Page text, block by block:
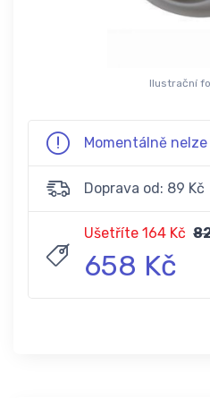
Ilustrační
Momentálně
Doprava od: 89 Kč
Ušetříte 164 Kč
658 Kč